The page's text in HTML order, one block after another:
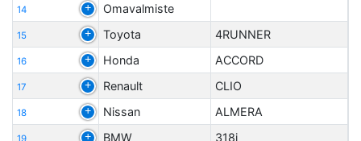
14 Omavalmiste
15 Toyota 4RUNNER
16 Honda ACCORD
17 Renault CLIO
18 Nissan ALMERA
19 BMW 318i